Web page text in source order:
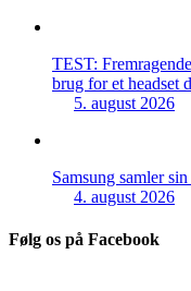
TEST:
brug for et headset
5. august 2026
Samsung samler
4. august 2026
Følg os på Facebook